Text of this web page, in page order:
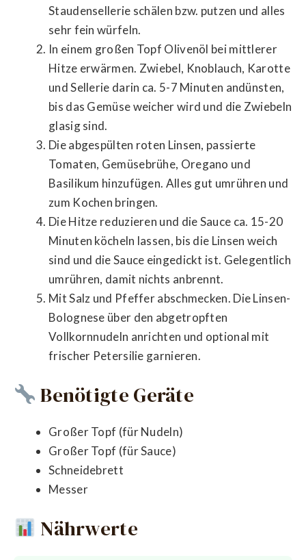
Staudensellerie schälen bzw. putzen und alles
sehr fein würfeln.
In einem großen Topf Olivenöl bei mittlerer
Hitze erwärmen. Zwiebel, Knoblauch, Karotte
und Sellerie darin ca. 5-7 Minuten andünsten,
bis das Gemüse weicher wird und die Zwiebeln
glasig sind.
Die abgespülten roten Linsen, passierte
Tomaten, Gemüsebrühe, Oregano und
Basilikum hinzufügen. Alles gut umrühren und
zum Kochen bringen.
Die Hitze reduzieren und die Sauce ca. 15-20
Minuten köcheln lassen, bis die Linsen weich
sind und die Sauce eingedickt ist. Gelegentlich
umrühren, damit nichts anbrennt.
Mit Salz und Pfeffer abschmecken. Die Linsen-
Bolognese über den abgetropften
Vollkornnudeln anrichten und optional mit
frischer Petersilie garnieren.
Benötigte Geräte
Großer Topf (für Nudeln)
Großer Topf (für Sauce)
Schneidebrett
Messer
Nährwerte